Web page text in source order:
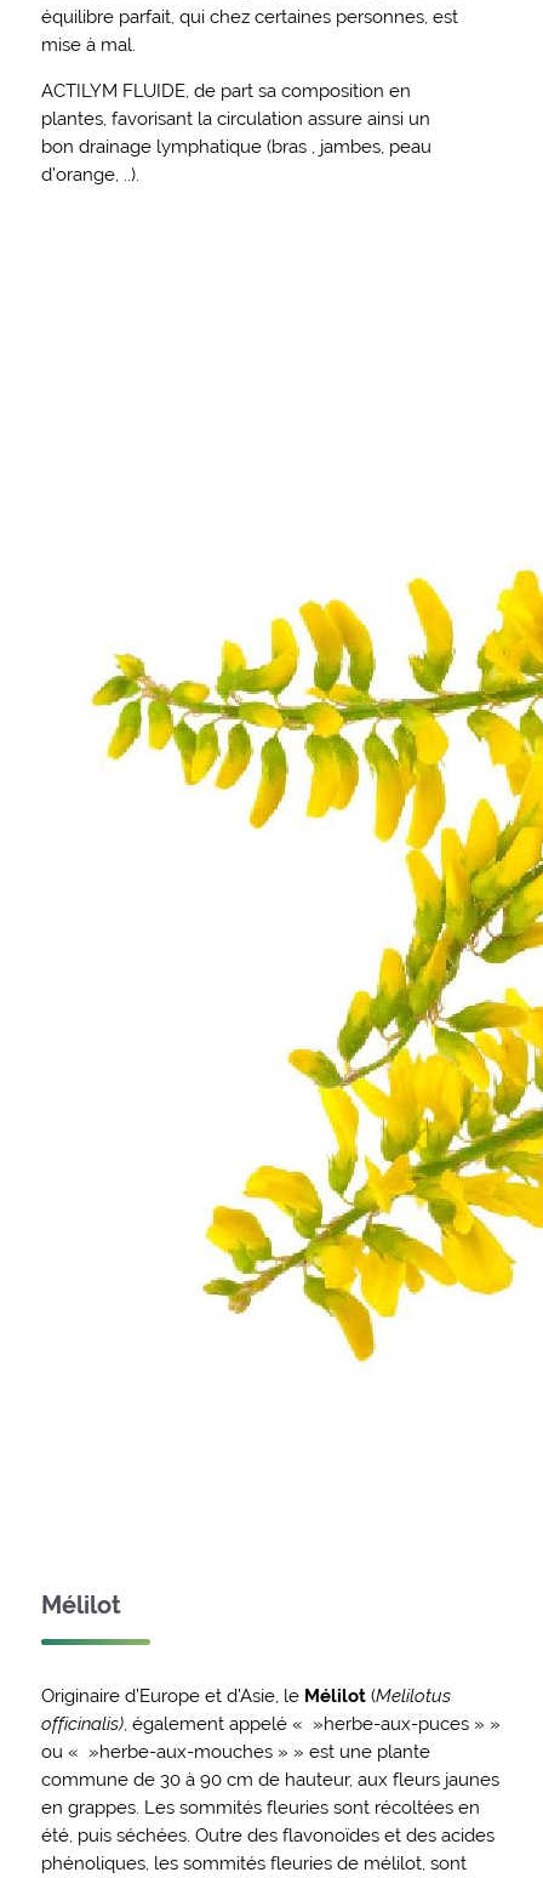
équilibre parfait, qui chez certaines personnes, est
mise à mal.
ACTILYM FLUIDE, de part sa composition en
plantes, favorisant la circulation assure ainsi un
bon drainage lymphatique (bras , jambes, peau
d’orange, ..).
Mélilot
Originaire d’Europe et d’Asie, le Mélilot(Melilotus
officinalis), également appelé « »herbe-aux-puces » »
ou « »herbe-aux-mouches » » est une plante
commune de 30 à 90 cm de hauteur, aux fleurs jaunes
en grappes. Les sommités fleuries sont récoltées en
été, puis séchées. Outre des flavonoïdes et des acides
phénoliques, les sommités fleuries de mélilot, sont